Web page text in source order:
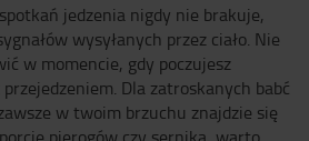
jedzenia nigdy nie brakuje,
wysyłanych przez ciało. Nie
w momencie, gdy poczujesz
Dla zatroskanych babć
w twoim brzuchu znajdzie się
pierogów czy sernika, warto